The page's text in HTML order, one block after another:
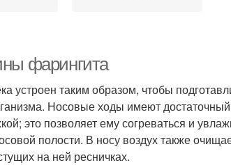
фарингита
устроен таким образом, чтобы
Носовые ходы имеют
это позволяет ему согреваться и
полости. В носу воздух также
на ней ресничках.